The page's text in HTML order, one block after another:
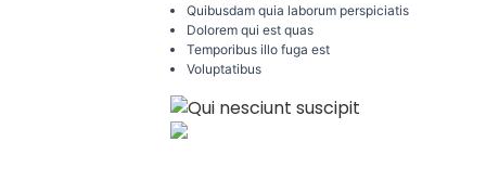
Quibusdam quia laborum perspiciatis
Dolorem qui est quas
Temporibus illo fuga est
Voluptatibus